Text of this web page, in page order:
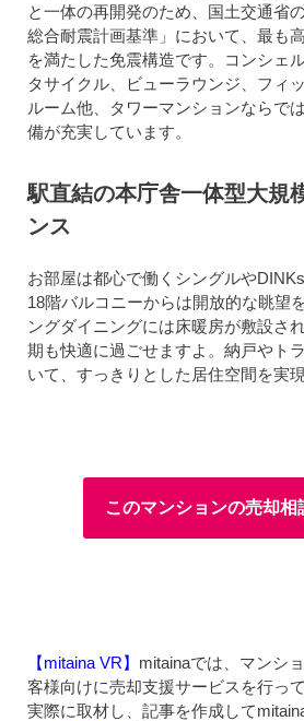
と一体の再開発のため、国土交通省
総合耐震計画基準」において、最も
を満たした免震構造です。コンシェ
タサイクル、ビューラウンジ、フィ
ルーム他、タワーマンションならで
備が充実しています。
駅直結の本庁舎一体型大規
ンス
お部屋は都心で働くシングルや
18階バルコニーからは開放的な眺望
ングダイニングには床暖房が敷設さ
期も快適に過ごせますよ。納戸やト
いて、すっきりとした居住空間を実
このマンションの売却相
【mitaina VR】 mitainaでは、マンシ
客様向けに売却支援サービスを行っ
実際に取材し、記事を作成して